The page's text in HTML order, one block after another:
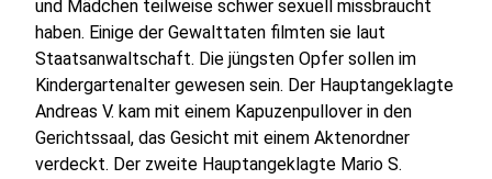
und Mädchen teilweise schwer sexuell missbraucht
haben. Einige der Gewalttaten filmten sie laut
Staatsanwaltschaft. Die jüngsten Opfer sollen im
Kindergartenalter gewesen sein. Der Hauptangeklagte
Andreas V. kam mit einem Kapuzenpullover in den
Gerichtssaal, das Gesicht mit einem Aktenordner
verdeckt. Der zweite Hauptangeklagte Mario S.